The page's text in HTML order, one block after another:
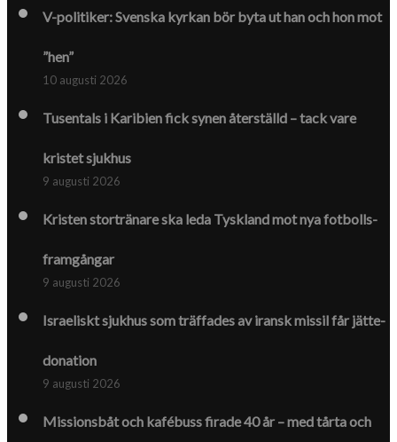
V-politiker: Svenska kyrkan bör byta ut han och hon mot
”hen”
10 augusti 2026
Tusentals i Karibien fick synen återställd – tack vare
kristet sjukhus
9 augusti 2026
Kristen stortränare ska leda Tyskland mot nya fotbolls­­
framgångar
9 augusti 2026
Israeliskt sjukhus som träffades av iransk missil får jätte­
donation
9 augusti 2026
Missionsbåt och kafébuss firade 40 år – med tårta och